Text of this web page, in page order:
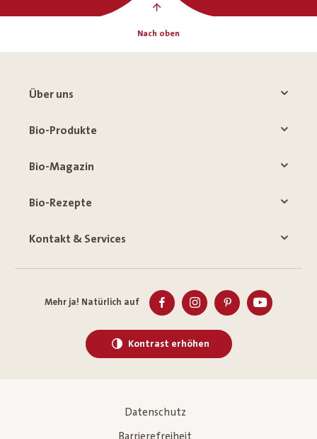
Nach oben
Über uns
Bio-Produkte
Bio-Magazin
Bio-Rezepte
Kontakt & Services
Mehr ja! Natürlich auf
Kontrast erhöhen
Datenschutz
Barrierefreiheit